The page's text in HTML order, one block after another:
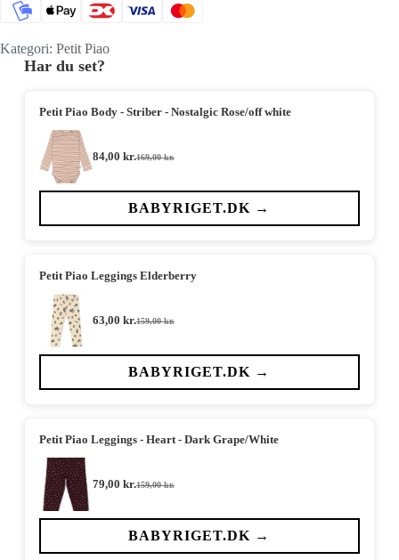
Kategori: Petit Piao
Har du set?
Petit Piao Body - Striber - Nostalgic Rose/off white
169,00kr.
Den
pris
var:
84,00 kr.Den
pris
er:
BABYRIGET.DK →
Petit Piao Leggings Elderberry
159,00kr.
Den
pris
var:
63,00 kr.Den
pris
er:
BABYRIGET.DK →
Petit Piao Leggings - Heart - Dark Grape/White
159,00kr.
Den
pris
var:
79,00 kr.Den
pris
er:
BABYRIGET.DK →